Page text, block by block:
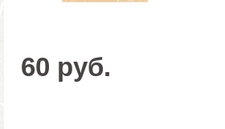
60 руб.